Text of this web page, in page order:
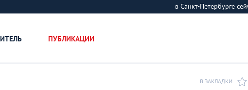
в Санкт-Петербурге
ПУБЛИКАЦИИ
В ЗАКЛАДКИ